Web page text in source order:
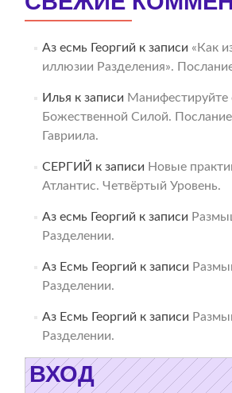
Аз есмь Георгий к записи «Как
иллюзии Разделения».
Илья к записи Манифестируйте
Божественной Силой.
Гавриила.
СЕРГИЙ к записи Новые
Атлантис. Четвёртый Уровень.
Аз есмь Георгий к записи
Разделении.
Аз Есмь Георгий к записи
Разделении.
Аз Есмь Георгий к записи
Разделении.
ВХОД